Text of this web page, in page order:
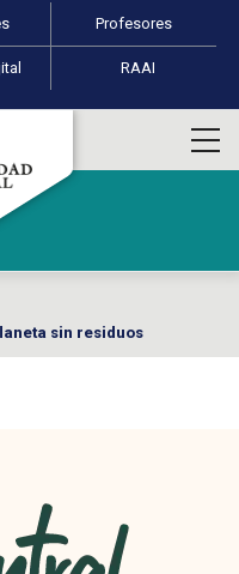
Profesores
RAAI
sin residuos